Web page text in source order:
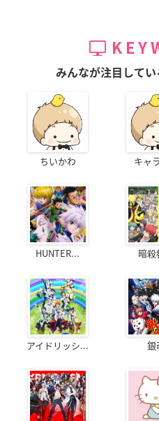
みんなが注目して
ちいかわ キャ
HUNTER... 暗殺
アイドリッシ... 銀